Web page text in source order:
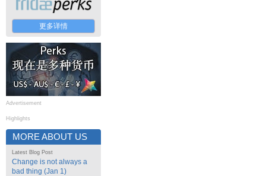
更多详情
Advertisement
Highlights
MORE ABOUT US
Latest Blog Post
Change is not always a
bad thing (Jan 1)